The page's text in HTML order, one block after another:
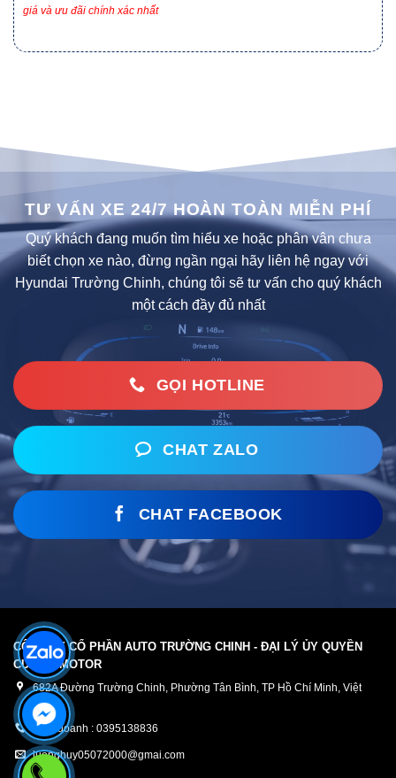
giá và ưu đãi chính xác nhất
TƯ VẤN XE 24/7 HOÀN TOÀN MIỄN PHÍ
Quý khách đang muốn tìm hiểu xe hoặc phân vân chưa
biết chọn xe nào, đừng ngần ngại hãy liên hệ ngay với
Hyundai Trường Chinh, chúng tôi sẽ tư vấn cho quý khách
một cách đầy đủ nhất
GỌI HOTLINE
CHAT ZALO
CHAT FACEBOOK
CÔNG TY CỔ PHẦN AUTO TRƯỜNG CHINH - ĐẠI LÝ ỦY QUYỀN
CỦA TC MOTOR
682A Đường Trường Chinh, Phường Tân Bình, TP Hồ Chí Minh, Việt
Nam
Kinh doanh : 0395138836
luonghuy05072000@gmai.com